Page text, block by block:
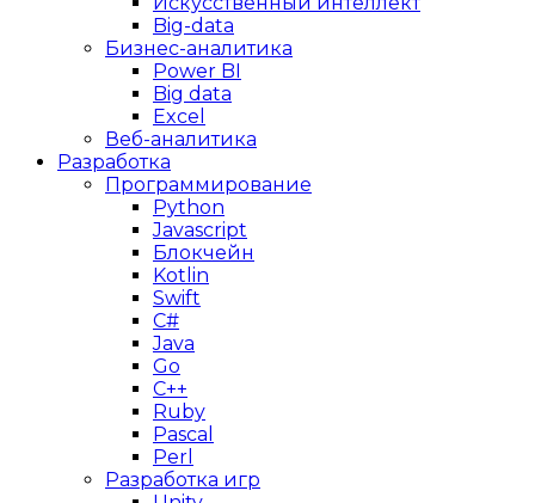
Big-data
Бизнес-аналитика
Power BI
Big data
Excel
Веб-аналитика
Разработка
Программирование
Python
Javascript
Блокчейн
Kotlin
Swift
C#
Java
Go
C++
Ruby
Pascal
Perl
Разработка игр